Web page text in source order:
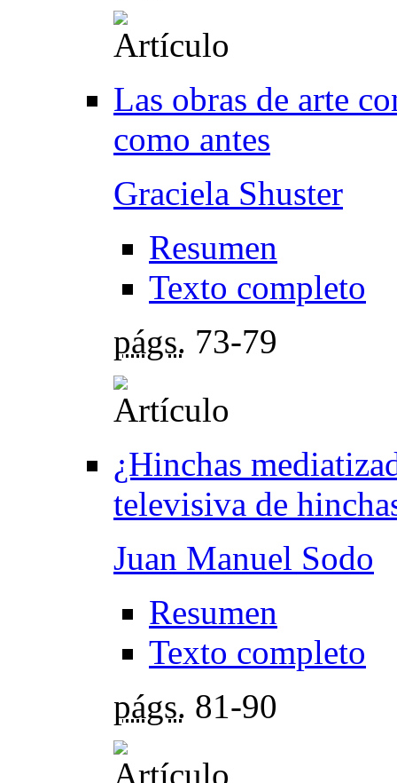
Las obras de arte
como antes
Graciela Shuster
Resumen
Texto completo
págs. 73-79
¿Hinchas
televisiva de
Juan Manuel Sodo
Resumen
Texto completo
págs. 81-90